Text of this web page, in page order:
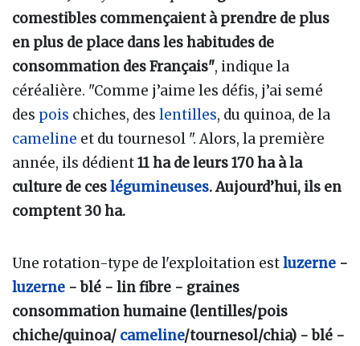
comestibles commençaient à prendre de plus
en plus de place dans les habitudes de
consommation des Français", indique la
céréalière. "Comme j’aime les défis, j’ai semé
des pois chiches, des lentilles, du quinoa, de la
cameline et du tournesol ". Alors, la première
année, ils dédient11 ha de leurs 170 ha à la
culture de ceslégumineuses. Aujourd’hui, ils en
comptent 30 ha.
Une rotation-type de l'exploitation estluzerne -
luzerne - blé - lin fibre - graines
consommation humaine (lentilles/pois
chiche/quinoa/ cameline/tournesol/chia) - blé -